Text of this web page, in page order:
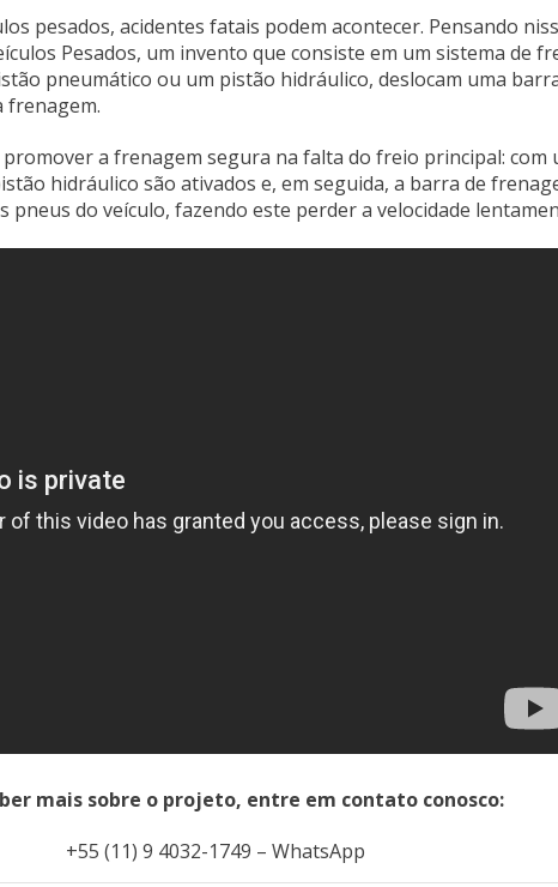
pesados, acidentes fatais podem acontecer. Pensando
Pesados, um invento que consiste em um sistema de
pneumático ou um pistão hidráulico, deslocam uma
frenagem.
a frenagem segura na falta do freio principal: com
hidráulico são ativados e, em seguida, a barra de
pneus do veículo, fazendo este perder a velocidade
mais sobre o projeto, entre em contato conosco:
+55 (11) 9 4032-1749 – WhatsApp